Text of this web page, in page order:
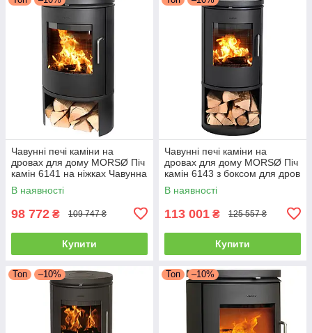
Чавунні печі каміни на
дровах для дому MORSØ Піч
камін 6141 на ніжках Чавунна
піч тривалого горіння 5.8кВт
В наявності
98 772 ₴ 109 747 ₴
Купити
Чавунні печі каміни на
дровах для дому MORSØ Піч
камін 6143 з боксом для дров
Чавунна піч тривалого
горіння 5.8кВт
В наявності
113 001 ₴ 125 557 ₴
Купити
Топ –10% Топ –10%